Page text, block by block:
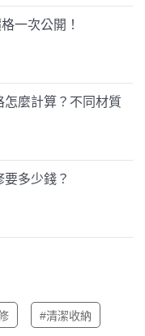
一次公開！
怎麼計算？不同材質
多少錢？
#清潔收納